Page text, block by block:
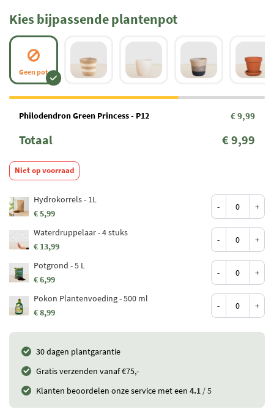
Kies bijpassende plantenpot
Geen pot
Philodendron Green Princess - P12 € 9,99
Totaal € 9,99
Niet op voorraad
Hydrokorrels - 1L
€ 5,99
- +
Waterdruppelaar - 4 stuks
€ 13,99
- +
Potgrond - 5 L
€ 6,99
- +
Pokon Plantenvoeding - 500 ml
€ 8,99
- +
30 dagen plantgarantie
Gratis verzenden vanaf €75,-
Klanten beoordelen onze service met een4.1 / 5